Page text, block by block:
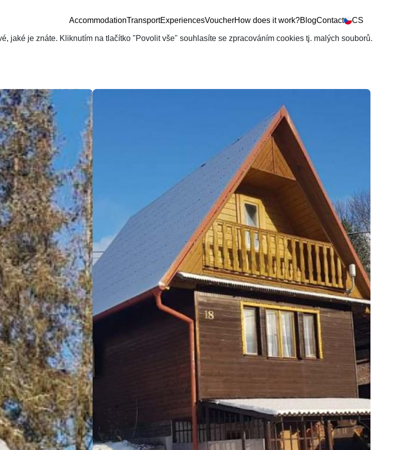
AccommodationTransportExperiencesVoucherHow does it work?BlogContact CS
jaké je znáte. Kliknutím na tlačítko "Povolit vše" souhlasíte se zpracováním cookies tj. malých souborů.